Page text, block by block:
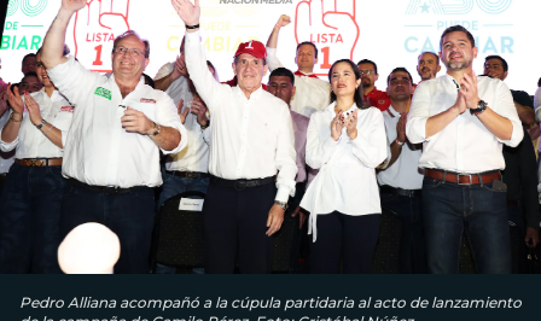
Pedro Alliana acompañó a la cúpula partidaria al acto de lanzamiento